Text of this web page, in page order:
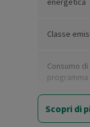
Classe
Consumo
Capacità
standard
Scopri di